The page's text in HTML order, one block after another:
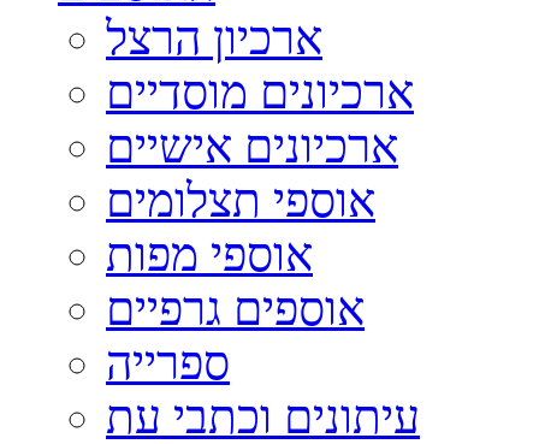
ארכיון הרצל
ארכיונים מוסדיים
ארכיונים אישיים
אוספי תצלומים
אוספי מפות
אוספים גרפיים
ספרייה
עיתונים וכתבי עת